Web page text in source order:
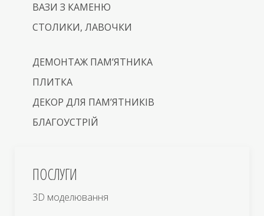
ВАЗИ З КАМЕНЮ
СТОЛИКИ, ЛАВОЧКИ
ДЕМОНТАЖ ПАМ’ЯТНИКА
ПЛИТКА
ДЕКОР ДЛЯ ПАМ’ЯТНИКІВ
БЛАГОУСТРІЙ
ПОСЛУГИ
3D моделювання